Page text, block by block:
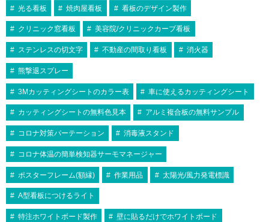
光る看板 焼肉屋看板 看板のデザイン製作
クリニック窓看板 美容院/クリニックカーブ看板
ステンレスの切文字 不動産の間取り看板 消火器
熊撃退スプレー
3Mカッティングシートのカラー表 車に使えるカッティングシート
カッティングシートの無料色見本 アルミ複合板の無料サンプル
コロナ対策パーテーション 消毒液スタンド
コロナ体温の簡単検知器サーモマネージャー
ポスターフレーム(額縁) 作業用品 太陽光/風力発電標識
A型看板につけるライト
特注ホワイトボード製作 壁に貼るだけでホワイトボード